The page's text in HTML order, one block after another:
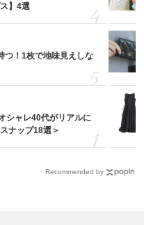
】4選
つ！1枚で地味見えしな
シャレ40代がリアルに
ナップ18選＞
Recommended by